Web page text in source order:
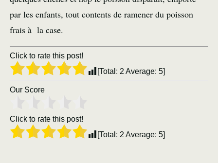
par les enfants, tout contents de ramener du poisson
frais à la case.
Click to rate this post!
[Total: 2 Average: 5]
Our Score
Click to rate this post!
[Total: 2 Average: 5]